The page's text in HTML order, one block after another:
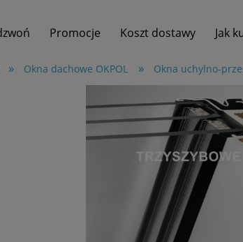
Promocje Koszt dostawy Jak
» Okna dachowe OKPOL » Okna uchylno-